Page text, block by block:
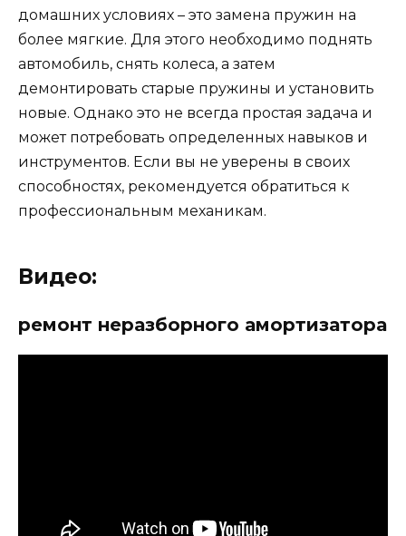
домашних условиях – это замена пружин на
более мягкие. Для этого необходимо поднять
автомобиль, снять колеса, а затем
демонтировать старые пружины и установить
новые. Однако это не всегда простая задача и
может потребовать определенных навыков и
инструментов. Если вы не уверены в своих
способностях, рекомендуется обратиться к
профессиональным механикам.
Видео:
ремонт неразборного амортизатора